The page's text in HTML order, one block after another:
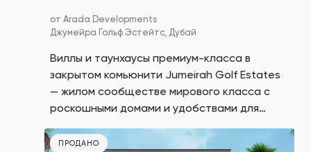
от Arada Developments
Джумейра Гольф Эстейтс, Дубай
Виллы и таунхаусы премиум-класса в
закрытом комьюнити Jumeirah Golf Estates
— жилом сообществе мирового класса с
роскошными домами и удобствами для
полей для гольфа «Земля» и «Огонь». Это
ПРОДАНО